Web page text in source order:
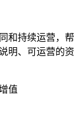
和持续运营，帮
明、可运营的资
值